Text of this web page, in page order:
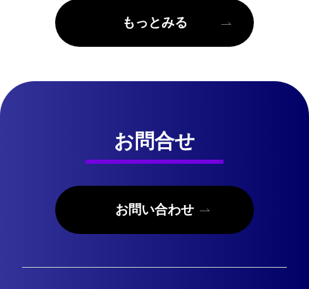
もっとみる
お問合せ
お問い合わせ